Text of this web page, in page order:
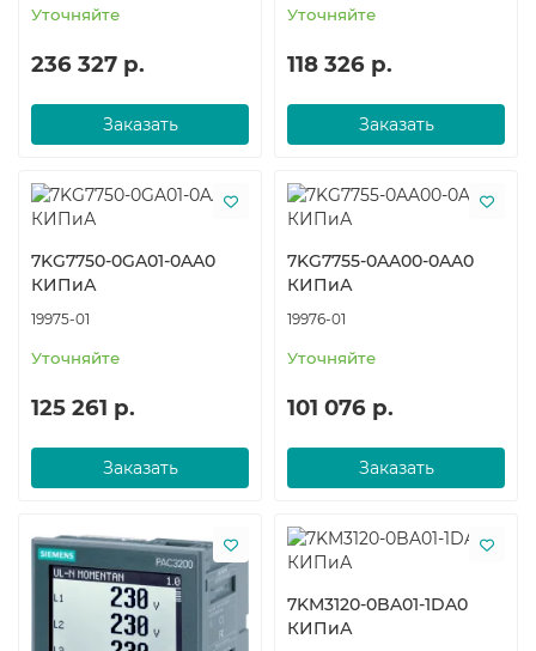
Уточняйте
236 327 р.
Заказать
Уточняйте
118 326 р.
Заказать
7KG7750-0GA01-0AA0
КИПиА
19975-01
Уточняйте
125 261 р.
Заказать
7KG7755-0AA00-0AA0
КИПиА
19976-01
Уточняйте
101 076 р.
Заказать
7KM3120-0BA01-1DA0
КИПиА